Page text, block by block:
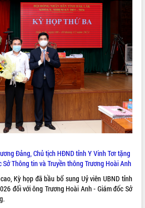
Đảng, Chủ tịch HĐND tỉnh Y Vinh Tơr tặng
Thông tin và Truyền thông Trương Hoài Anh
Kỳ họp đã bầu bổ sung Uỷ viên UBND tỉnh
đối với ông Trương Hoài Anh - Giám đốc Sở